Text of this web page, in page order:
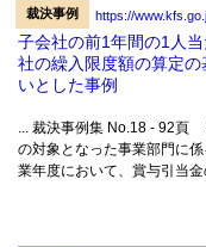
裁決事例 https://
子会社の前1年間の1人
社の繰入限度額の算定
いとした事例
... 裁決事例集 No.18 - 92頁
の対象となった事業部門に
業年度において、賞与引当